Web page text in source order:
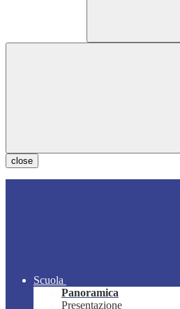
close
Scuola
Panoramica
Presentazione